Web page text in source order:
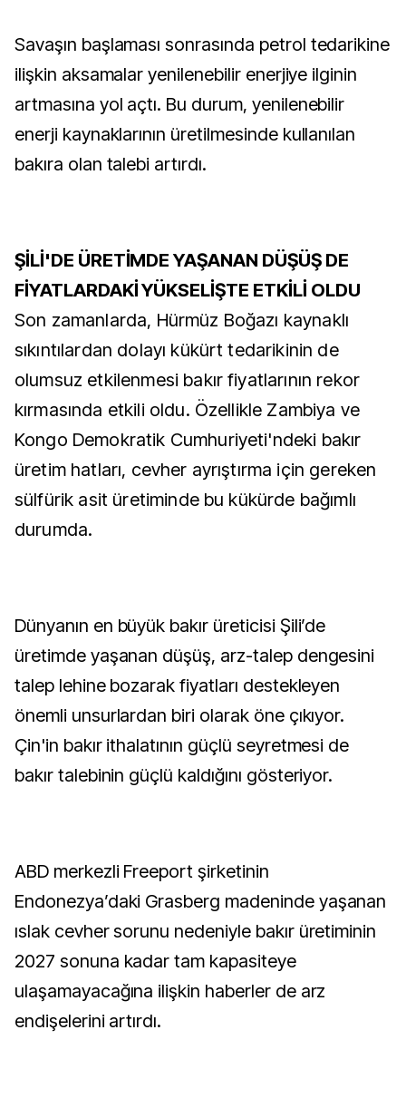
Savaşın başlaması sonrasında petrol tedarikine
ilişkin aksamalar yenilenebilir enerjiye ilginin
artmasına yol açtı. Bu durum, yenilenebilir
enerji kaynaklarının üretilmesinde kullanılan
bakıra olan talebi artırdı.
ŞİLİ'DE ÜRETİMDE YAŞANAN DÜŞÜŞ DE
FİYATLARDAKİ YÜKSELİŞTE ETKİLİ OLDU
Son zamanlarda, Hürmüz Boğazı kaynaklı
sıkıntılardan dolayı kükürt tedarikinin de
olumsuz etkilenmesi bakır fiyatlarının rekor
kırmasında etkili oldu. Özellikle Zambiya ve
Kongo Demokratik Cumhuriyeti'ndeki bakır
üretim hatları, cevher ayrıştırma için gereken
sülfürik asit üretiminde bu kükürde bağımlı
durumda.
Dünyanın en büyük bakır üreticisi Şili’de
üretimde yaşanan düşüş, arz-talep dengesini
talep lehine bozarak fiyatları destekleyen
önemli unsurlardan biri olarak öne çıkıyor.
Çin'in bakır ithalatının güçlü seyretmesi de
bakır talebinin güçlü kaldığını gösteriyor.
ABD merkezli Freeport şirketinin
Endonezya’daki Grasberg madeninde yaşanan
ıslak cevher sorunu nedeniyle bakır üretiminin
2027 sonuna kadar tam kapasiteye
ulaşamayacağına ilişkin haberler de arz
endişelerini artırdı.